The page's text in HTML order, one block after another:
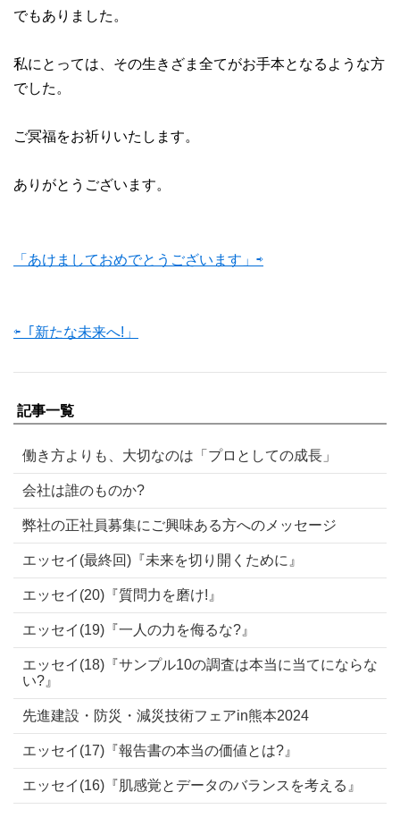
でもありました。
私にとっては、その生きざま全てがお手本となるような方
でした。
ご冥福をお祈りいたします。
ありがとうございます。
「あけましておめでとうございます」⇨
⇦「新たな未来へ!」
記事一覧
働き方よりも、大切なのは「プロとしての成長」
会社は誰のものか?
弊社の正社員募集にご興味ある方へのメッセージ
エッセイ(最終回)『未来を切り開くために』
エッセイ(20)『質問力を磨け!』
エッセイ(19)『一人の力を侮るな?』
エッセイ(18)『サンプル10の調査は本当に当てにならな
い?』
先進建設・防災・減災技術フェアin熊本2024
エッセイ(17)『報告書の本当の価値とは?』
エッセイ(16)『肌感覚とデータのバランスを考える』